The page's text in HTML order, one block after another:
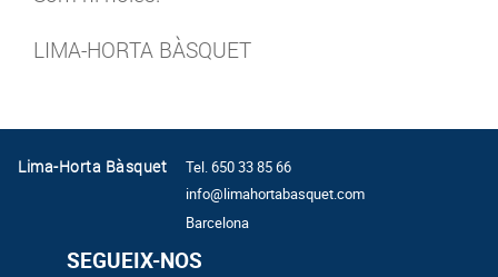
LIMA-HORTA BÀSQUET
Lima-Horta Bàsquet
Tel. 650 33 85 66
info@limahortabasquet.com
Barcelona
SEGUEIX-NOS